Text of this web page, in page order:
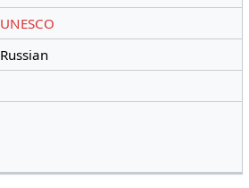
UNESCO
Russian